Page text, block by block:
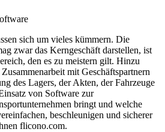
sich um vieles kümmern. Die
zwar das Kerngeschäft darstellen, ist
den es zu meistern gilt. Hinzu
mit Geschäftspartnern
des Lagers, der Akten, der Fahrzeuge
von Software zur
bringt und welche
beschleunigen und sicherer
flicono.com.